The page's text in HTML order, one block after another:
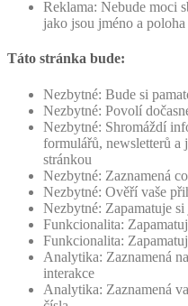
Reklama: Nebude moci
jako jsou jméno a poloha
Táto stránka bude:
Nezbytné: Bude si
Nezbytné: Povolí
Nezbytné: Shromáždí
formulářů, newsletterů
stránkou
Nezbytné: Zaznamená
Nezbytné: Ověří vaše
Nezbytné: Zapamatuje
Funkcionalita:
Funkcionalita:
Analytika: Zaznamená
interakce
Analytika: Zaznamená